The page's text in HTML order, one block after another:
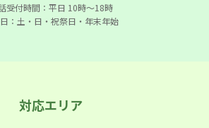
受付時間：平日 10時〜18時
：土・日・祝祭日・年末年始
対応エリア